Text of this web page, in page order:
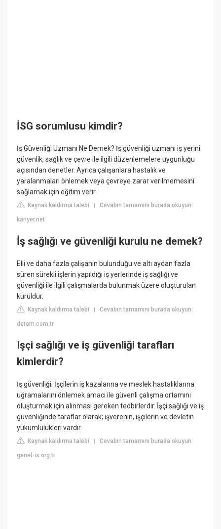
İSG sorumlusu kimdir?
İş Güvenliği Uzmanı Ne Demek? İş güvenliği uzmanı iş yerini;
güvenlik, sağlık ve çevre ile ilgili düzenlemelere uygunluğu
açısından denetler. Ayrıca çalışanlara hastalık ve
yaralanmaları önlemek veya çevreye zarar verilmemesini
sağlamak için eğitim verir.
Kaynak kaldırma talebi |Cevabın tamamını burada okuyun:
kariyer.net
İş sağlığı ve güvenliği kurulu ne demek?
Elli ve daha fazla çalışanın bulunduğu ve altı aydan fazla
süren sürekli işlerin yapıldığı iş yerlerinde iş sağlığı ve
güvenliği ile ilgili çalışmalarda bulunmak üzere oluşturulan
kuruldur.
Kaynak kaldırma talebi |Cevabın tamamını burada okuyun:
detam.com.tr
Işçi sağlığı ve iş güvenliği tarafları
kimlerdir?
İş güvenliği; İşçilerin iş kazalarına ve meslek hastalıklarına
uğramalarını önlemek amacı ile güvenli çalışma ortamını
oluşturmak için alınması gereken tedbirlerdir. İşçi sağlığı ve iş
güvenliğinde taraflar olarak; işverenin, işçilerin ve devletin
yükümlülükleri vardır.
Kaynak kaldırma talebi |Cevabın tamamını burada okuyun:
genel-is.org.tr